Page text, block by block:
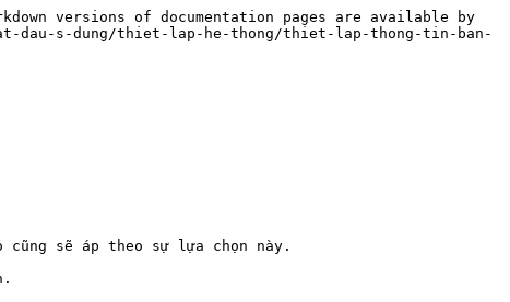
versions of documentation pages are available by
dau-s-dung/thiet-lap-he-thong/thiet-lap-thong-tin-ban-
cũng sẽ áp theo sự lựa chọn này.